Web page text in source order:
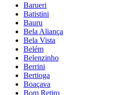
Barueri
Batistini
Bauru
Bela Aliança
Bela Vista
Belém
Belenzinho
Berrini
Bertioga
Boaçava
Bom Retiro